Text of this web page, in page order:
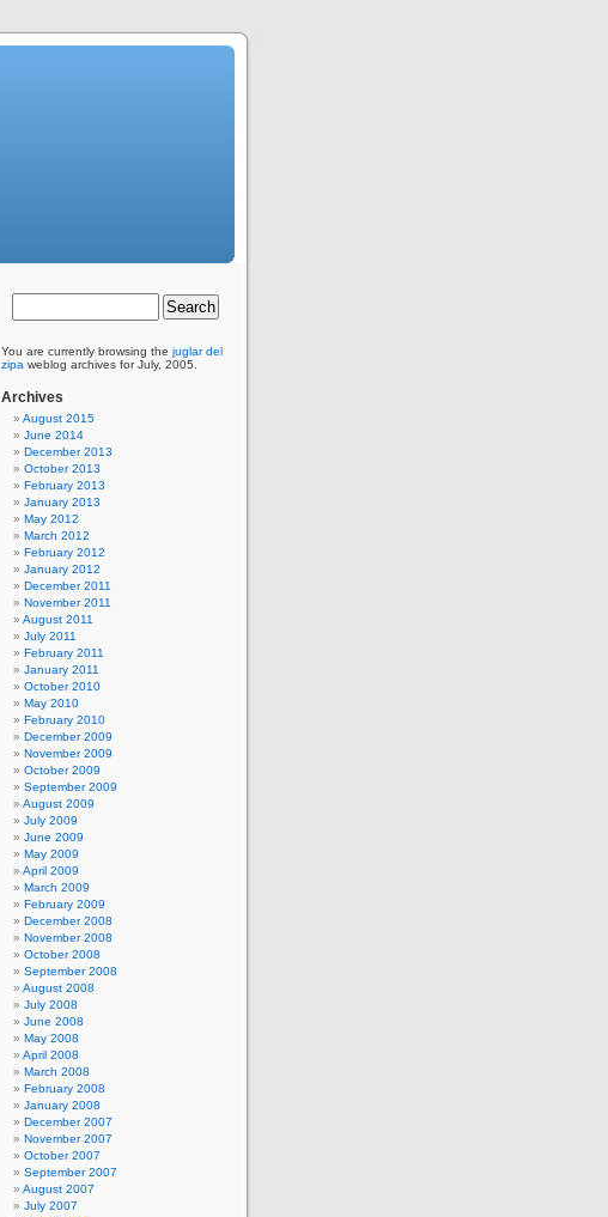
You are currently browsing the juglar del
zipa weblog archives for July, 2005.
Archives
August 2015
June 2014
December 2013
October 2013
February 2013
January 2013
May 2012
March 2012
February 2012
January 2012
December 2011
November 2011
August 2011
July 2011
February 2011
January 2011
October 2010
May 2010
February 2010
December 2009
November 2009
October 2009
September 2009
August 2009
July 2009
June 2009
May 2009
April 2009
March 2009
February 2009
December 2008
November 2008
October 2008
September 2008
August 2008
July 2008
June 2008
May 2008
April 2008
March 2008
February 2008
January 2008
December 2007
November 2007
October 2007
September 2007
August 2007
July 2007